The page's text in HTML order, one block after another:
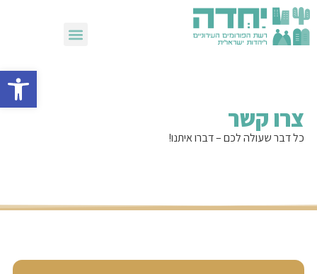
פתח
צרו קשר
כל דבר שעולה לכם – דברו איתנו!